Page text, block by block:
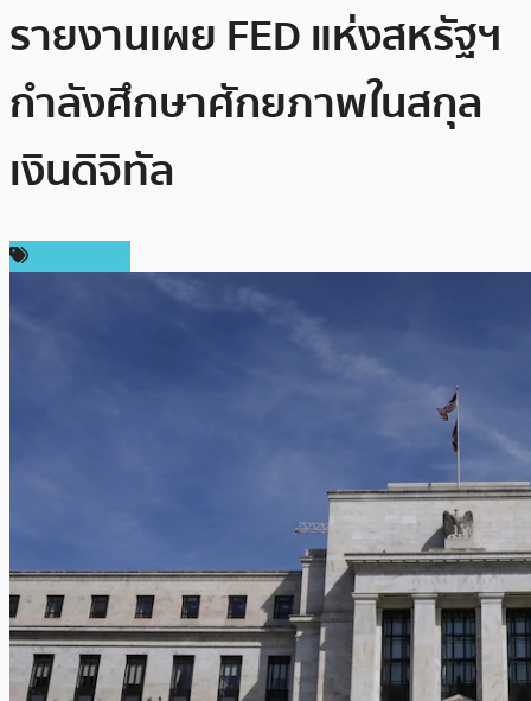
รายงานเผย FED แห่งสหรัฐฯ
กำลังศึกษาศักยภาพในสกุล
เงินดิจิทัล